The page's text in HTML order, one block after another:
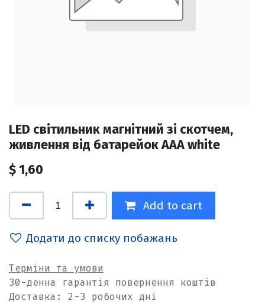
LED світильник магнітний зі скотчем,
живлення від батарейок ААА white
$1,60
Add to cart
Додати до списку побажань
Терміни та умови
30-денна гарантія повернення коштів
Доставка: 2-3 робочих дні